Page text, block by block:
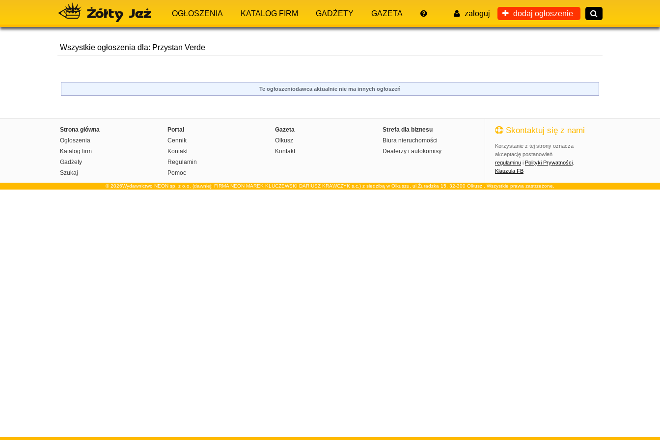
OGŁOSZENIA KATALOG FIRM GADŻETY GAZETA zaloguj dodaj ogłoszenie
Wszystkie ogłoszenia dla: Przystan Verde
Te ogłoszeniodawca aktualnie nie ma innych ogłoszeń
Strona główna
Ogłoszenia
Katalog firm
Gadżety
Szukaj
Portal
Cennik
Kontakt
Regulamin
Pomoc
Gazeta
Olkusz
Kontakt
Strefa dla biznesu
Biura nieruchomości
Dealerzy i autokomisy
Skontaktuj się z nami
Korzystanie z tej strony oznacza
akceptację postanowień
regulaminu i Polityki Prywatności.
Klauzula FB
© 2026Wydawnictwo NEON sp. z o.o. (dawniej: FIRMA NEON MAREK KLUCZEWSKI DARIUSZ KRAWCZYK s.c.) z siedzibą w Olkuszu, ul.Żuradzka 15, 32-300 Olkusz . Wszystkie prawa zastrzeżone.